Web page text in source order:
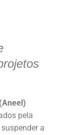
pela
a